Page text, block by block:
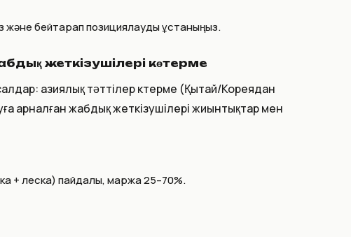
және бейтарап позициялауды ұстаныңыз.
жеткізушілері көтерме
азиялық тәттілер көтерме (Қытай/Кореядан
арналған жабдық жеткізушілері жиынтықтар мен
+ леска) пайдалы, маржа 25–70%.